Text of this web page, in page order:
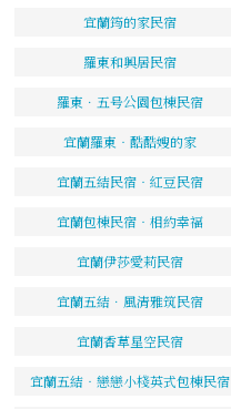
宜蘭筠的家民宿
羅東和興居民宿
羅東．五号公園包棟民宿
宜蘭羅東‧酷酷嫂的家
宜蘭五結民宿‧紅豆民宿
宜蘭包棟民宿‧相約幸福
宜蘭伊莎愛莉民宿
宜蘭五結．風清雅筑民宿
宜蘭香草星空民宿
宜蘭五結‧戀戀小棧英式包棟民宿